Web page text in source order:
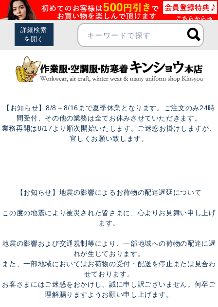
【お知らせ】8/8～8/16まで夏季休業となります。ご注文のみ24時
間受付、その他の業務は全てお休みさせていただきます。
業務再開は8/17より順次開始いたします。ご迷惑お掛けしますが、
宜しくお願い致します。
【お知らせ】地震の影響によるお荷物の配達遅延について
この度の地震により被災された皆さまに、心よりお見舞い申し上げ
ます。
地震の影響および交通規制等により、一部地域への荷物の配達に遅
れが生じております。
また、一部地域においてはお荷物の受付・配送を停止または見合わ
せております。
お客さまにはご迷惑をおかけし、誠に申し訳ございません。何卒ご
理解賜りますようお願い申し上げます。